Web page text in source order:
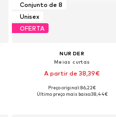
Conjunto de 8
Unisex
OFERTA
NUR DER
Meias curtas
A partir de 38,39€
Tamanhos disponíveis: 39-42, 43-46
Preço original: 86,22€
Último preço mais baixo:38,44€